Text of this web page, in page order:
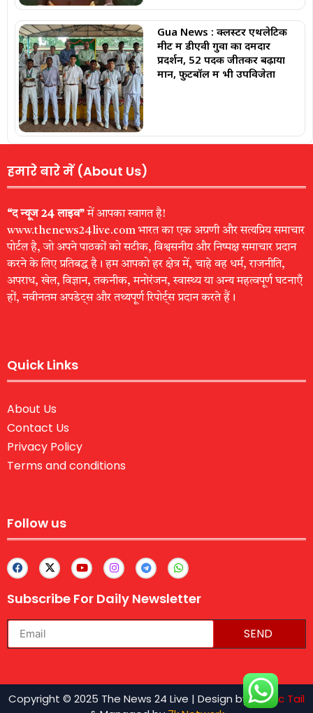
Gua News : क्लस्टर एथलेटिक
मीट में डीएवी गुवा का दमदार
प्रदर्शन, 52 पदक जीतकर बढ़ाया
मान, फुटबॉल में भी उपविजेता
हमारे बारे में (About Us)
“द न्यूज 24 लाइव”में आपका स्वागत है!
www.thenews24live.com भारत का एक अग्रणी और सत्यप्रिय समाचार
पोर्टल है, जो अपने पाठकों को सटीक, विश्वसनीय और निष्पक्ष समाचार प्रदान
करने के लिए प्रतिबद्ध है। हम आपको हर क्षेत्र में, चाहे वह धर्म, राजनीति,
अपराध, खेल, विज्ञान, तकनीक, मनोरंजन, स्वास्थ्य या अन्य महत्वपूर्ण घटनाएँ
हों, नवीनतम अपडेट्स और तथ्यपूर्ण रिपोर्ट्स प्रदान करते हैं।
Quick Links
About Us
Contact Us
Privacy Policy
Terms and conditions
Follow us
Subscribe For Daily Newsletter
SEND
Copyright © 2025 The News 24 Live | Design byTraffic Tail